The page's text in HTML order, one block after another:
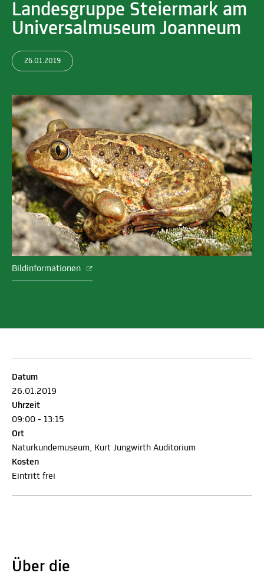
Landesgruppe Steiermark am
Universalmuseum Joanneum
26.01.2019
Bildinformationen
Datum
26.01.2019
Uhrzeit
09:00 - 13:15
Ort
Naturkundemuseum, Kurt Jungwirth Auditorium
Kosten
Eintritt frei
Über die